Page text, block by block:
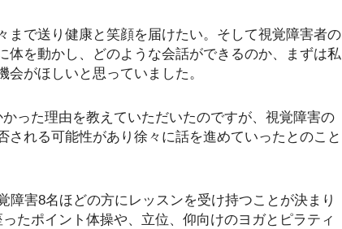
まで送り健康と笑顔を届けたい。そして視覚障害者の
体を動かし、どのような会話ができるのか、まずは私
がほしいと思っていました。
った理由を教えていただいたのですが、視覚障害の
される可能性があり徐々に話を進めていったとのこと
障害8名ほどの方にレッスンを受け持つことが決まり
たポイント体操や、立位、仰向けのヨガとピラティ